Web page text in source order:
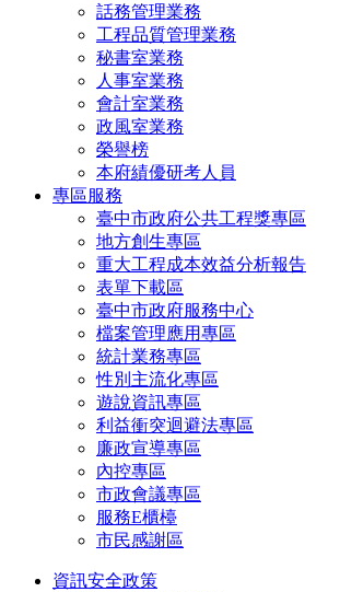
話務管理業務
工程品質管理業務
秘書室業務
人事室業務
會計室業務
政風室業務
榮譽榜
本府績優研考人員
專區服務
臺中市政府公共工程獎專區
地方創生專區
重大工程成本效益分析報告
表單下載區
臺中市政府服務中心
檔案管理應用專區
統計業務專區
性別主流化專區
遊說資訊專區
利益衝突迴避法專區
廉政宣導專區
內控專區
市政會議專區
服務E櫃檯
市民感謝區
資訊安全政策